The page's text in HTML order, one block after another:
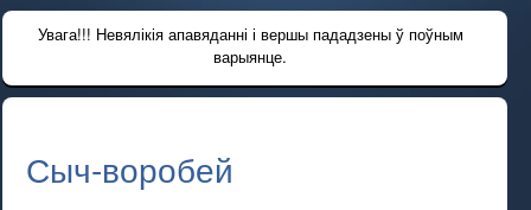
Увага!!! Невялікія апавяданні і вершы пададзены ў поўным
варыянце.
Сыч-воробей